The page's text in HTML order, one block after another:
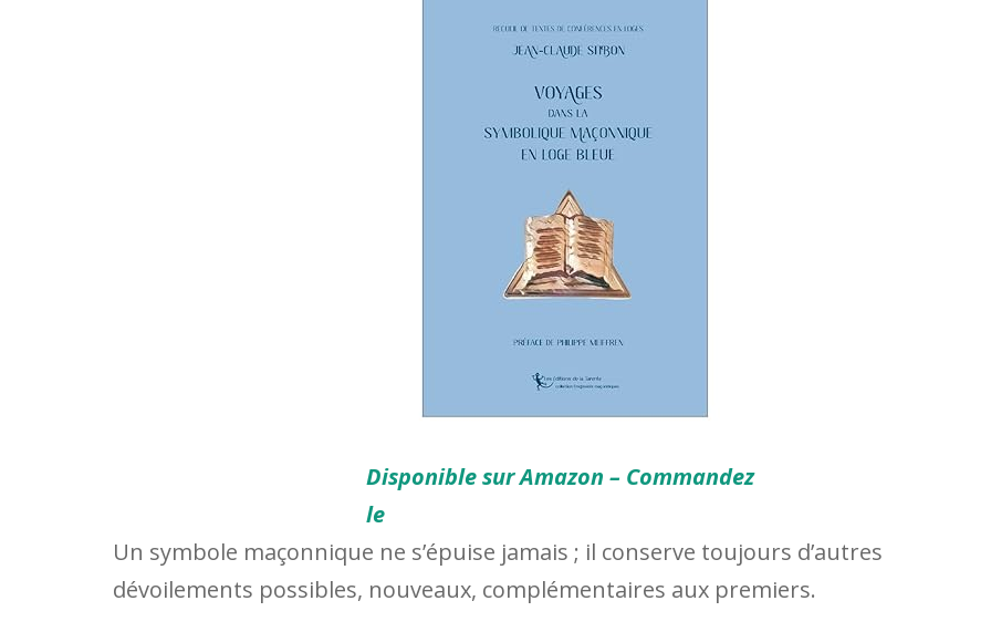
Disponible sur Amazon – Commandez
le
Un symbole maçonnique ne s’épuise jamais ; il conserve toujours d’autres
dévoilements possibles, nouveaux, complémentaires aux premiers.